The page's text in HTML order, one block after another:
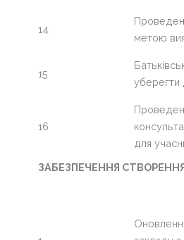
14
метою
15
уберегти
16
для
ЗАБЕЗПЕЧЕННЯ